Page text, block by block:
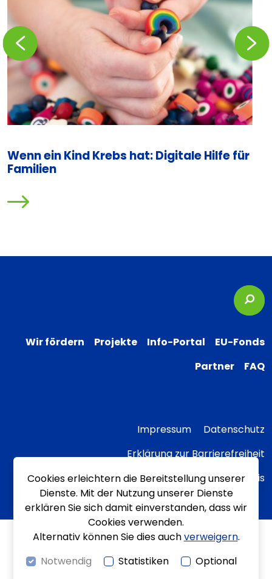
Wenn ein Kind Krebs hat: Digitale Hilfe für
Familien
Wir fördern Projekte Info-Portal
EU-Fonds
Partner
FAQ
Impressum
Datenschutz
Erklärung zur Barrierefreiheit
Transparenzhinweis
Cookies erleichtern die Bereitstellung unserer
Dienste. Mit der Nutzung unserer Dienste
erklären Sie sich damit einverstanden, dass wir
Cookies verwenden.
Alternativ können Sie dies auchverweigern.
Notwendig
Statistiken Optional